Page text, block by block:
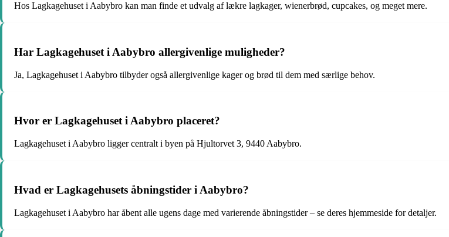
Hos Lagkagehuset i Aabybro kan man finde et udvalg af lækre lagkager, wienerbrød, cupcakes, og meget mere.
Har Lagkagehuset i Aabybro allergivenlige muligheder?
Ja, Lagkagehuset i Aabybro tilbyder også allergivenlige kager og brød til dem med særlige behov.
Hvor er Lagkagehuset i Aabybro placeret?
Lagkagehuset i Aabybro ligger centralt i byen på Hjultorvet 3, 9440 Aabybro.
Hvad er Lagkagehusets åbningstider i Aabybro?
Lagkagehuset i Aabybro har åbent alle ugens dage med varierende åbningstider – se deres hjemmeside for detaljer.